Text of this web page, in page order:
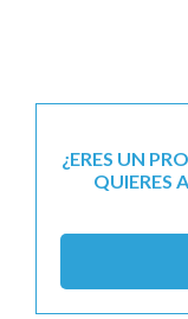
¿ERES UN
QUIERES